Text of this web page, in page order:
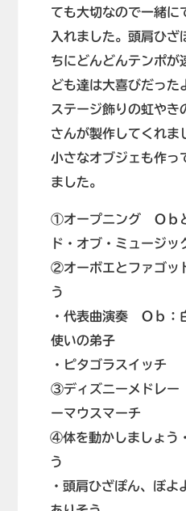
ても大切なので一緒に
入れました。頭肩ひざ
ちにどんどんテンポが
ども達は大喜びだった
ステージ飾りの虹やき
さんが製作してくれま
小さなオブジェも作っ
ました。
①オープニング Ｏｂ
ド・オブ・ミュージッ
②オーボエとファゴッ
う
・代表曲演奏 Ｏｂ
使いの弟子
・ピタゴラスイッチ
③ディズニーメドレ
ーマウスマーチ
④体を動かしましょう
う
・頭肩ひざぽん、ぼよ